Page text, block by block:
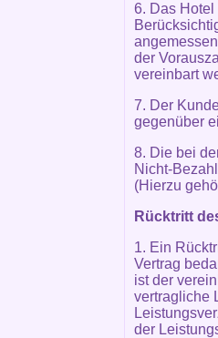
6. Das
der
vereinbart
7. Der
gegenüber
8. Die bei
Nicht-
(Hierzu
Rücktritt
1. Ein
Vertrag
ist der
vertragliche
der